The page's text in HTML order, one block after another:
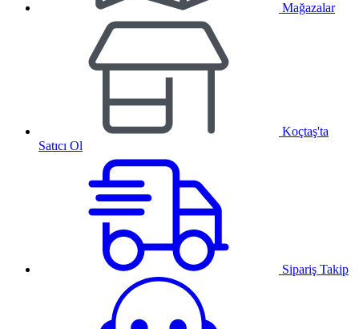
Mağazalar
Koçtaş'ta
Satıcı Ol
Sipariş Takip